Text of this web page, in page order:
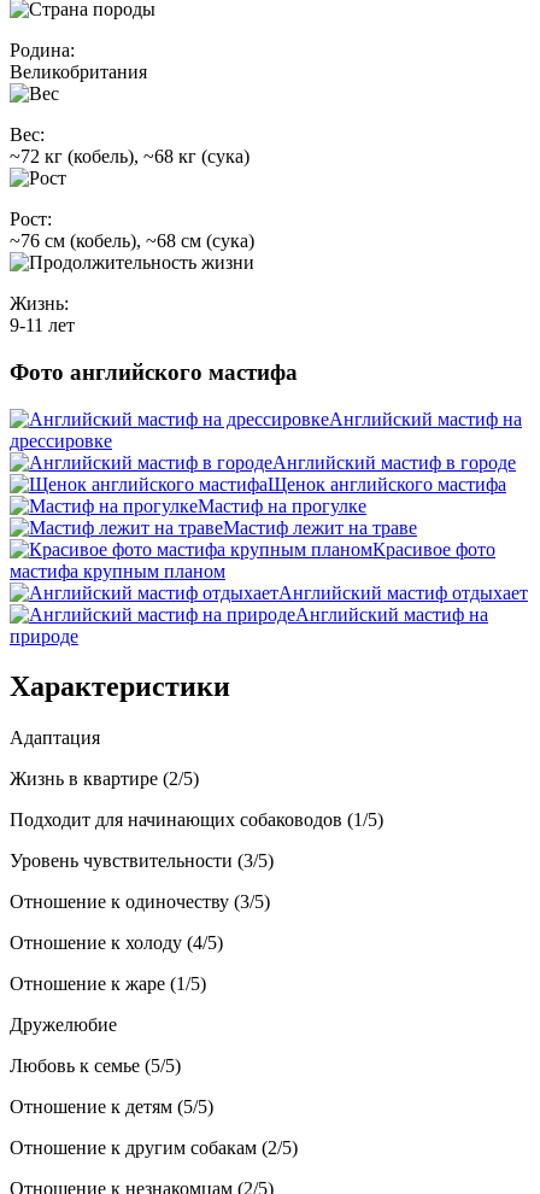
Родина:
Великобритания
Вес:
~72 кг (кобель), ~68 кг (сука)
Рост:
~76 см (кобель), ~68 см (сука)
Жизнь:
9-11 лет
Фото английского мастифа
Английский мастиф на
дрессировке
Английский мастиф в городе
Щенок английского мастифа
Мастиф на прогулке
Мастиф лежит на траве
Красивое фото
мастифа крупным планом
Английский мастиф отдыхает
Английский мастиф на
природе
Характеристики
Адаптация
Жизнь в квартире (2/5)
Подходит для начинающих собаководов (1/5)
Уровень чувствительности (3/5)
Отношение к одиночеству (3/5)
Отношение к холоду (4/5)
Отношение к жаре (1/5)
Дружелюбие
Любовь к семье (5/5)
Отношение к детям (5/5)
Отношение к другим собакам (2/5)
Отношение к незнакомцам (2/5)